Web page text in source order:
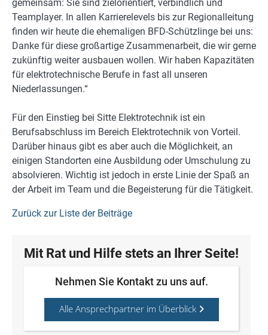
gemeinsam: Sie sind zielorientiert, verbindlich und
Teamplayer. In allen Karrierelevels bis zur Regionalleitung
finden wir heute die ehemaligen BFD-Schützlinge bei uns:
Danke für diese großartige Zusammenarbeit, die wir gerne
zukünftig weiter ausbauen wollen. Wir haben Kapazitäten
für elektrotechnische Berufe in fast all unseren
Niederlassungen.“
Für den Einstieg bei Sitte Elektrotechnik ist ein
Berufsabschluss im Bereich Elektrotechnik von Vorteil.
Darüber hinaus gibt es aber auch die Möglichkeit, an
einigen Standorten eine Ausbildung oder Umschulung zu
absolvieren. Wichtig ist jedoch in erste Linie der Spaß an
der Arbeit im Team und die Begeisterung für die Tätigkeit.
Zurück zur Liste der Beiträge
Mit Rat und Hilfe stets an Ihrer Seite!
Nehmen Sie Kontakt zu uns auf.
Alle Ansprechpartner im Überblick